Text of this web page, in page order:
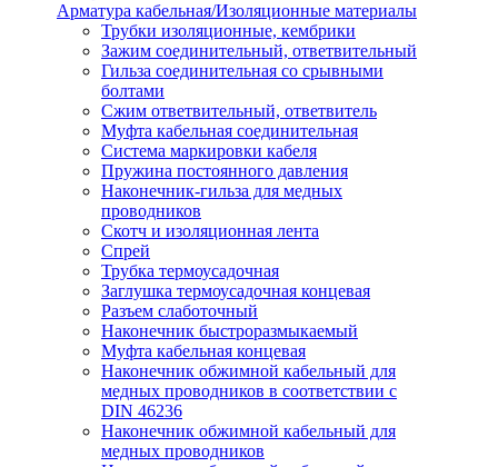
Арматура кабельная/Изоляционные материалы
Трубки изоляционные, кембрики
Зажим соединительный, ответвительный
Гильза соединительная со срывными
болтами
Сжим ответвительный, ответвитель
Муфта кабельная соединительная
Система маркировки кабеля
Пружина постоянного давления
Наконечник-гильза для медных
проводников
Скотч и изоляционная лента
Спрей
Трубка термоусадочная
Заглушка термоусадочная концевая
Разъем слаботочный
Наконечник быстроразмыкаемый
Муфта кабельная концевая
Наконечник обжимной кабельный для
медных проводников в соответствии с
DIN 46236
Наконечник обжимной кабельный для
медных проводников